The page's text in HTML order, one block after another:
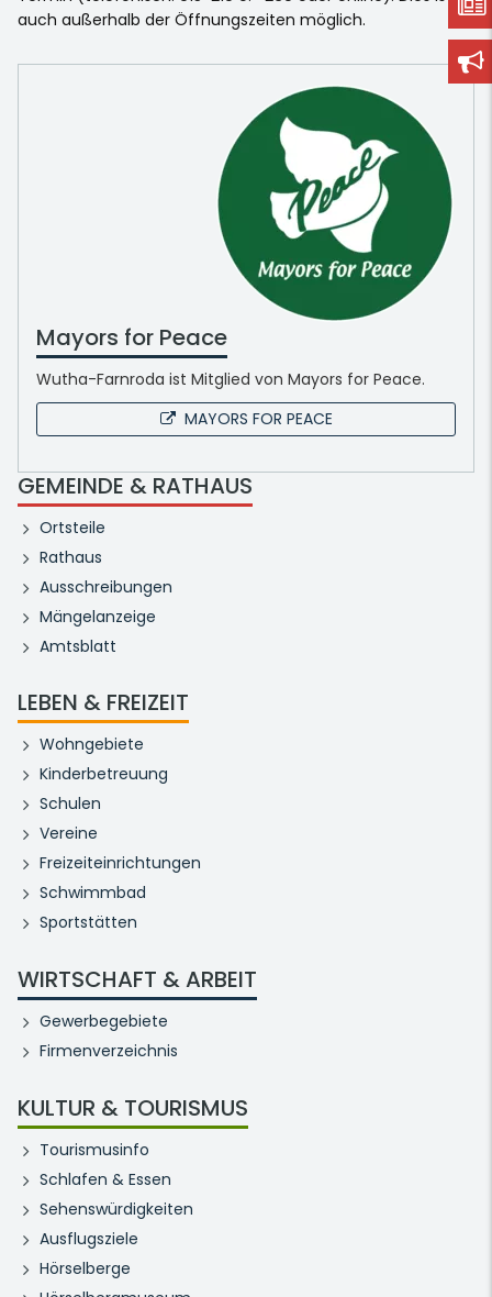
auch außerhalb der Öffnungszeiten möglich.
Mayors for Peace
Wutha-Farnroda ist Mitglied von Mayors for Peace.
MAYORS FOR PEACE
GEMEINDE & RATHAUS
Ortsteile
Rathaus
Ausschreibungen
Mängelanzeige
Amtsblatt
LEBEN & FREIZEIT
Wohngebiete
Kinderbetreuung
Schulen
Vereine
Freizeiteinrichtungen
Schwimmbad
Sportstätten
WIRTSCHAFT & ARBEIT
Gewerbegebiete
Firmenverzeichnis
KULTUR & TOURISMUS
Tourismusinfo
Schlafen & Essen
Sehenswürdigkeiten
Ausflugsziele
Hörselberge